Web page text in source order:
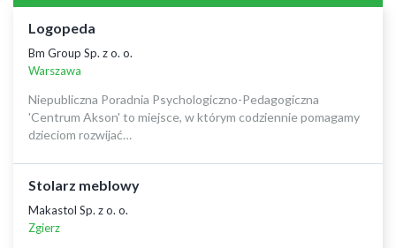
Logopeda
Bm Group Sp. z o. o.
Warszawa
Niepubliczna Poradnia Psychologiczno-Pedagogiczna
'Centrum Akson' to miejsce, w którym codziennie pomagamy
dzieciom rozwijać…
Stolarz meblowy
Makastol Sp. z o. o.
Zgierz